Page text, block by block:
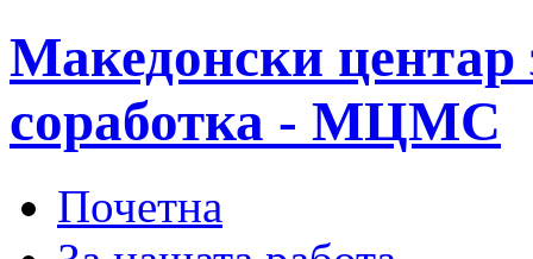
Македонски центар
соработка - МЦМС
Почетна